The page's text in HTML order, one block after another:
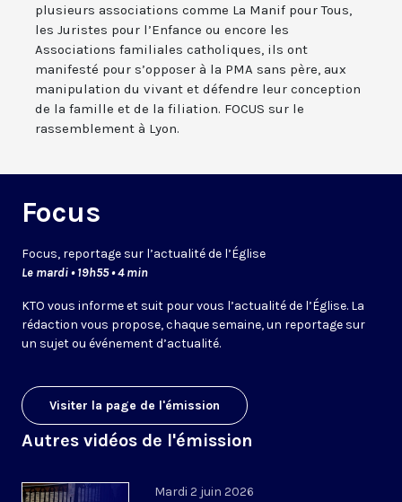
plusieurs associations comme La Manif pour Tous,
les Juristes pour l’Enfance ou encore les
Associations familiales catholiques, ils ont
manifesté pour s’opposer à la PMA sans père, aux
manipulation du vivant et défendre leur conception
de la famille et de la filiation. FOCUS sur le
rassemblement à Lyon.
Focus
Focus, reportage sur l’actualité de l’Église
Le mardi • 19h55 • 4 min
KTO vous informe et suit pour vous l’actualité de l’Église. La
rédaction vous propose, chaque semaine, un reportage sur
un sujet ou événement d’actualité.
Visiter la page de l'émission
Autres vidéos de l'émission
Mardi 2 juin 2026